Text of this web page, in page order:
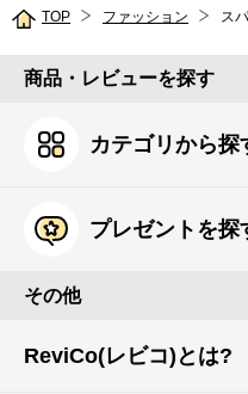
TOP ファッション ス
商品・レビューを探す
カテゴリから探
プレゼントを探
その他
ReviCo(レビコ)とは?